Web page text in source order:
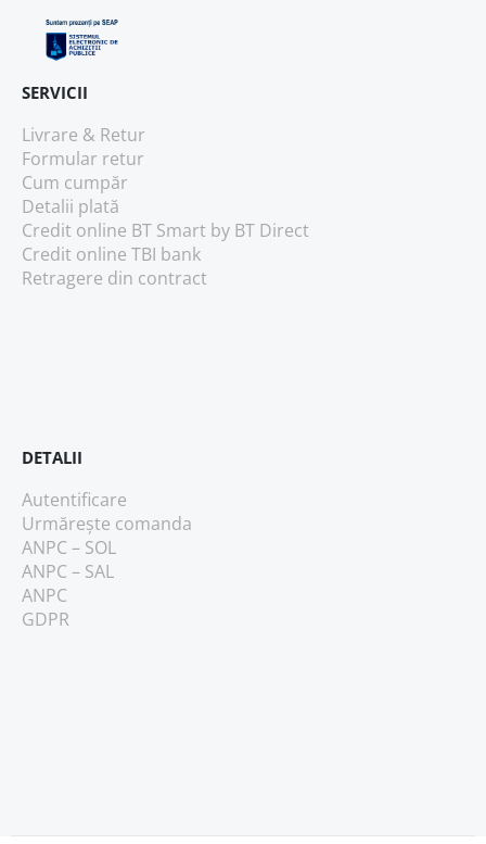
SERVICII
Livrare & Retur
Formular retur
Cum cumpăr
Detalii plată
Credit online BT Smart by BT Direct
Credit online TBI bank
Retragere din contract
DETALII
Autentificare
Urmărește comanda
ANPC – SOL
ANPC – SAL
ANPC
GDPR